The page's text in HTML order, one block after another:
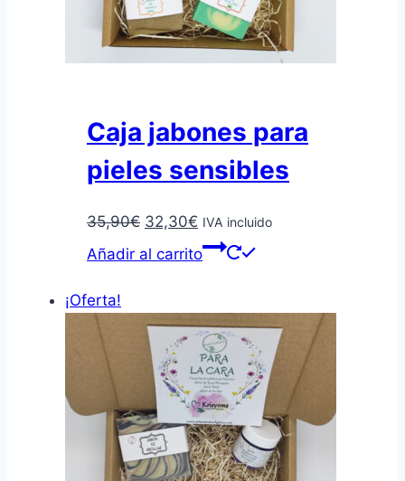
Caja jabones para
pieles sensibles
35,90€ El
precio
35,90€.
32,30€ El
precio
32,30€.
IVA incluido
Añadir al carrito
¡Oferta!